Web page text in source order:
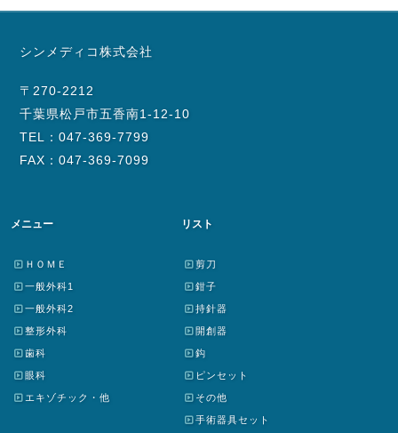
シンメディコ株式会社
〒270-2212
千葉県松戸市五香南1-12-10
TEL：047-369-7799
FAX：047-369-7099
メニュー
ＨＯＭＥ
一般外科1
一般外科2
整形外科
歯科
眼科
エキゾチック・他
リスト
剪刀
鉗子
持針器
開創器
鈎
ピンセット
その他
手術器具セット